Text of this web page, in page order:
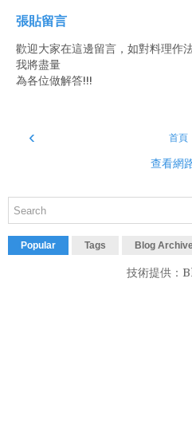
張貼留言
歡迎大家在這邊留言，如對料理作
我將盡量
為各位做解答!!!
‹ 首頁
查看網
Popular Tags Blog
技術提供：